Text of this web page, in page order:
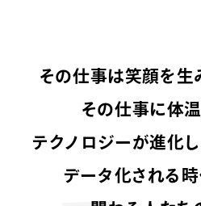
その仕事は笑顔を生
その仕事に体温
テクノロジーが進化
データ化される